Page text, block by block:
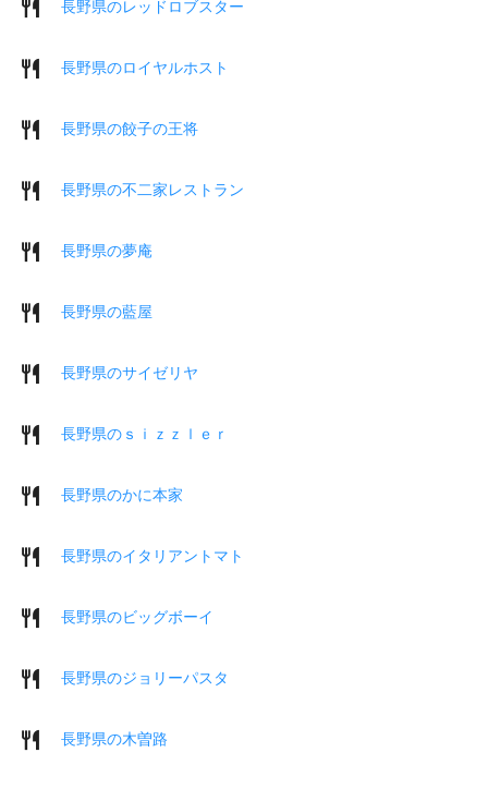
長野県のレッドロブスター
長野県のロイヤルホスト
長野県の餃子の王将
長野県の不二家レストラン
長野県の夢庵
長野県の藍屋
長野県のサイゼリヤ
長野県のｓｉｚｚｌｅｒ
長野県のかに本家
長野県のイタリアントマト
長野県のビッグボーイ
長野県のジョリーパスタ
長野県の木曽路